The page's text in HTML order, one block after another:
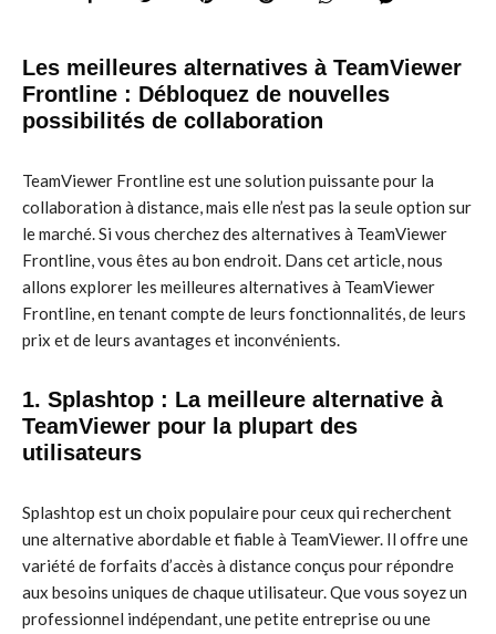
Les meilleures alternatives à TeamViewer
Frontline : Débloquez de nouvelles
possibilités de collaboration
TeamViewer Frontline est une solution puissante pour la
collaboration à distance, mais elle n’est pas la seule option sur
le marché. Si vous cherchez des alternatives à TeamViewer
Frontline, vous êtes au bon endroit. Dans cet article, nous
allons explorer les meilleures alternatives à TeamViewer
Frontline, en tenant compte de leurs fonctionnalités, de leurs
prix et de leurs avantages et inconvénients.
1. Splashtop : La meilleure alternative à
TeamViewer pour la plupart des
utilisateurs
Splashtop est un choix populaire pour ceux qui recherchent
une alternative abordable et fiable à TeamViewer. Il offre une
variété de forfaits d’accès à distance conçus pour répondre
aux besoins uniques de chaque utilisateur. Que vous soyez un
professionnel indépendant, une petite entreprise ou une